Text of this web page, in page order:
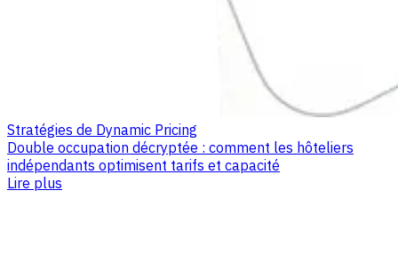
Stratégies de Dynamic Pricing
Double occupation décryptée : comment les hôteliers
indépendants optimisent tarifs et capacité
Lire plus